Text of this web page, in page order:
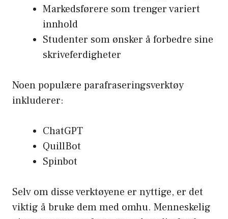
Markedsførere som trenger variert
innhold
Studenter som ønsker å forbedre sine
skriveferdigheter
Noen populære parafraseringsverktøy
inkluderer:
ChatGPT
QuillBot
Spinbot
Selv om disse verktøyene er nyttige, er det
viktig å bruke dem med omhu. Menneskelig